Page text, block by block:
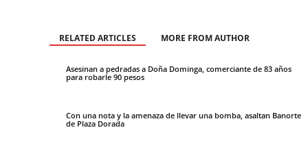
RELATED ARTICLES MORE FROM AUTHOR
Asesinan a pedradas a Doña Dominga, comerciante de 83 años
para robarle 90 pesos
Con una nota y la amenaza de llevar una bomba, asaltan Banorte
de Plaza Dorada